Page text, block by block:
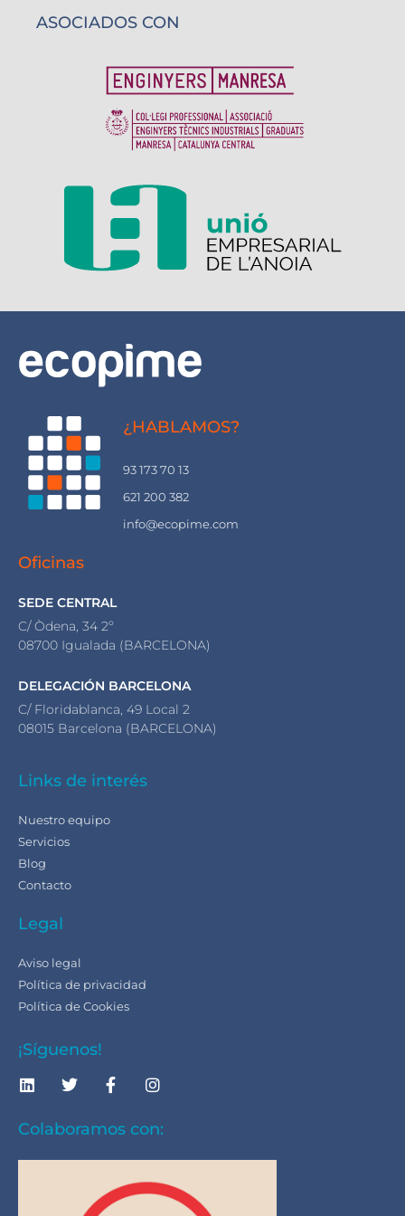
ASOCIADOS CON
¿HABLAMOS?
93 173 70 13
621 200 382
info@ecopime.com
Oficinas
SEDE CENTRAL
C/ Òdena, 34 2º
08700 Igualada (BARCELONA)
DELEGACIÓN BARCELONA
C/ Floridablanca, 49 Local 2
08015 Barcelona (BARCELONA)
Links de interés
Nuestro equipo
Servicios
Blog
Contacto
Legal
Aviso legal
Política de privacidad
Política de Cookies
¡Síguenos!
Colaboramos con: